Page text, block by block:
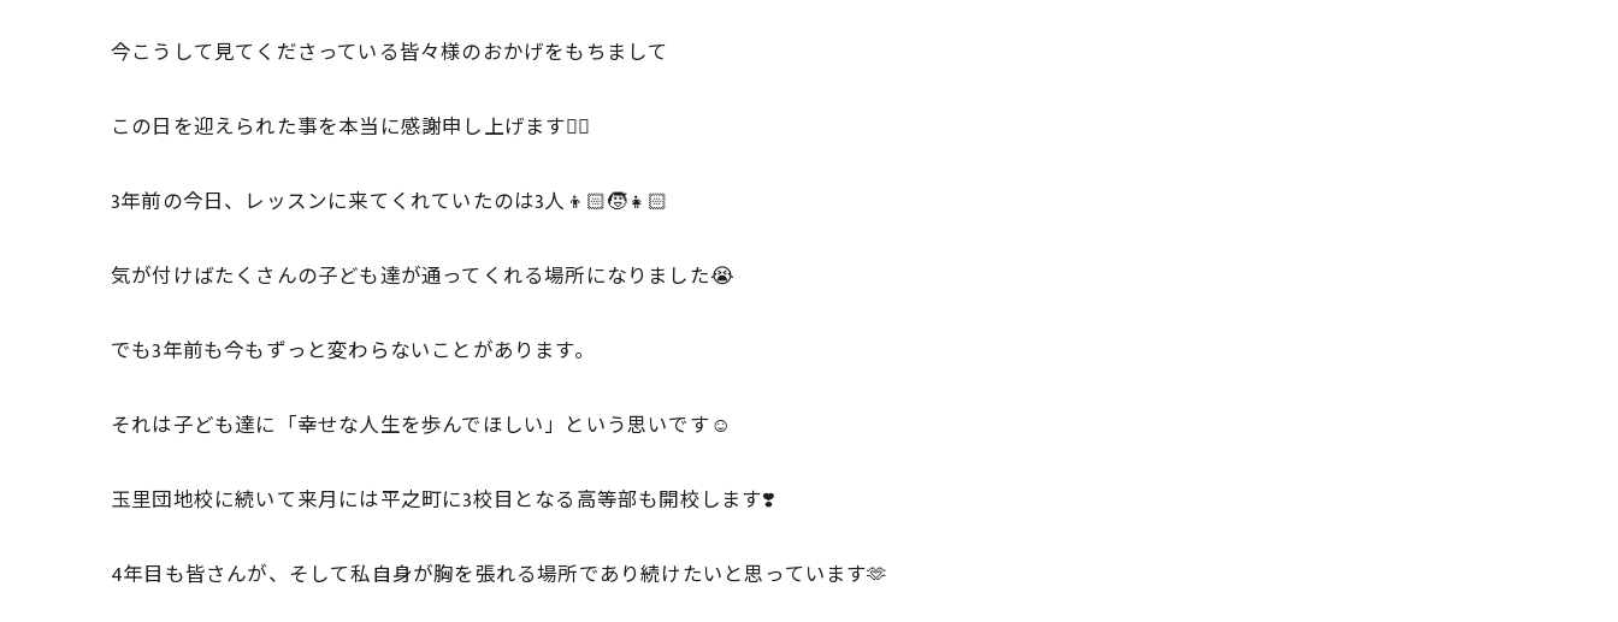
今こうして見てくださっている皆々様のおかげをもちまして
この日を迎えられた事を本当に感謝申し上げます🙂‍↕️
3年前の今日、レッスンに来てくれていたのは3人👦🏻🧒👧🏻
気が付けばたくさんの子ども達が通ってくれる場所になりました😭
でも3年前も今もずっと変わらないことがあります。
それは子ども達に「幸せな人生を歩んでほしい」という思いです☺️
玉里団地校に続いて来月には平之町に3校目となる高等部も開校します❣️
4年目も皆さんが、そして私自身が胸を張れる場所であり続けたいと思っています🫶